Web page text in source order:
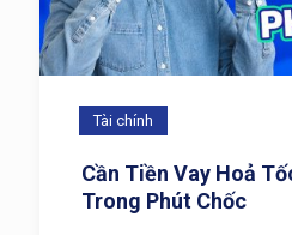
Tài chính
Cần Tiền Vay Hoả
Trong Phút Chốc